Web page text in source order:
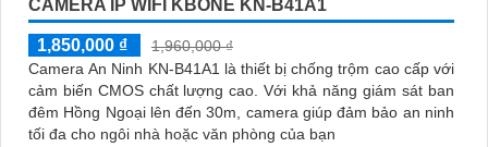
CAMERA IP WIFI KBONE KN-B41A1
1,850,000 ₫
1,960,000 ₫
Camera An Ninh KN-B41A1 là thiết bị chống trộm cao cấp với
cảm biến CMOS chất lượng cao. Với khả năng giám sát ban
đêm Hồng Ngoại lên đến 30m, camera giúp đảm bảo an ninh
tối đa cho ngôi nhà hoặc văn phòng của bạn